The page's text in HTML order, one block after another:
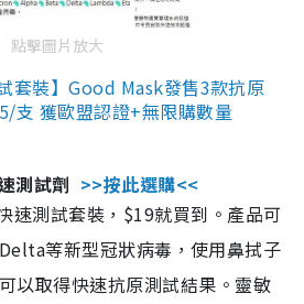
點擊圖片放大
套裝】Good Mask發售3款抗原
支 獲歐盟認證+無限購數量
測試劑 >>按此選購<<
速測試套裝，$19就買到。產品可
等新型冠狀病毒，使用鼻拭子
以取得快速抗原測試結果。靈敏